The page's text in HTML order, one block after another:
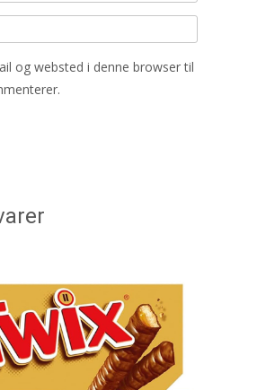
og websted i denne browser til